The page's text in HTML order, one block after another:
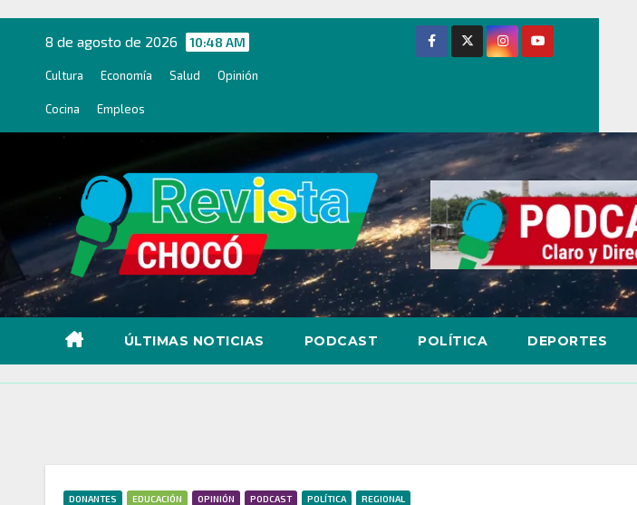
contenido
8 de agosto de 2026 10:48 AM
Cultura Economía Salud Opinión
Cocina Empleos
ÚLTIMAS NOTICIAS PODCAST POLÍTICA DEPORTES
DONANTES EDUCACIÓN OPINIÓN PODCAST POLÍTICA REGIONAL